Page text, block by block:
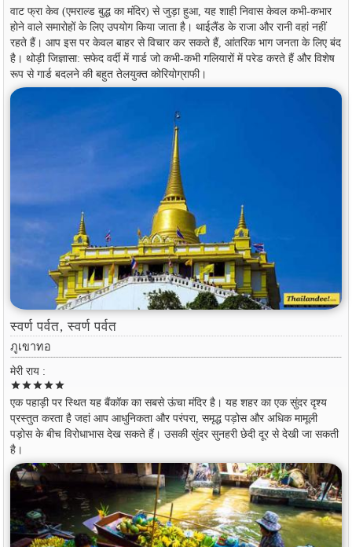
वाट फ्रा केव (एमराल्ड बुद्ध का मंदिर) से जुड़ा हुआ, यह शाही निवास केवल कभी-कभार
होने वाले समारोहों के लिए उपयोग किया जाता है। थाईलैंड के राजा और रानी वहां नहीं
रहते हैं। आप इस पर केवल बाहर से विचार कर सकते हैं, आंतरिक भाग जनता के लिए बंद
है। थोड़ी जिज्ञासा: सफेद वर्दी में गार्ड जो कभी-कभी गलियारों में परेड करते हैं और विशेष
रूप से गार्ड बदलने की बहुत तेलयुक्त कोरियोग्राफी।
स्वर्ण पर्वत, स्वर्ण पर्वत
ภูเขาทอ
मेरी राय :
starstarstarstarstar
एक पहाड़ी पर स्थित यह बैंकॉक का सबसे ऊंचा मंदिर है। यह शहर का एक सुंदर दृश्य
प्रस्तुत करता है जहां आप आधुनिकता और परंपरा, समृद्ध पड़ोस और अधिक मामूली
पड़ोस के बीच विरोधाभास देख सकते हैं। उसकी सुंदर सुनहरी छेदी दूर से देखी जा सकती
है।